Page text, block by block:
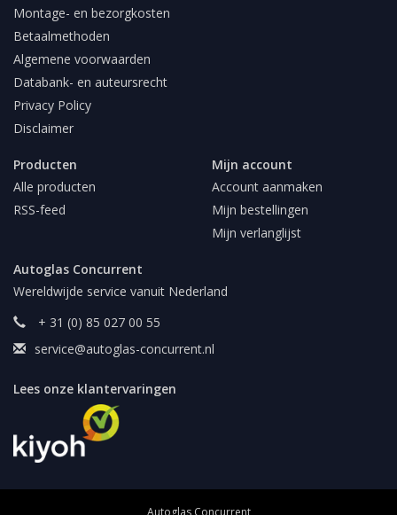
Montage- en bezorgkosten
Betaalmethoden
Algemene voorwaarden
Databank- en auteursrecht
Privacy Policy
Disclaimer
Producten
Alle producten
RSS-feed
Mijn account
Account aanmaken
Mijn bestellingen
Mijn verlanglijst
Autoglas Concurrent
Wereldwijde service vanuit Nederland
+ 31 (0) 85 027 00 55
service@autoglas-concurrent.nl
Lees onze klantervaringen